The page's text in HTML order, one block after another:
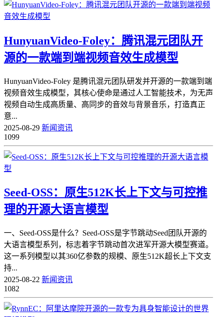
HunyuanVideo-Foley：腾讯混元团队开
源的一款端到端视频音效生成模型
HunyuanVideo-Foley 是腾讯混元团队研发并开源的一款端到端
视频音效生成模型，其核心使命是通过人工智能技术，为无声
视频自动生成高质量、高同步的音效与背景音乐，打造真正
意...
2025-08-29 新闻资讯
1099
Seed-OSS：原生512K长上下文与可控推
理的开源大语言模型
一、Seed-OSS是什么？Seed-OSS是字节跳动Seed团队开源的
大语言模型系列，标志着字节跳动首次进军开源大模型赛道。
这一系列模型以其360亿参数的规模、原生512K超长上下文支
持...
2025-08-22 新闻资讯
1082